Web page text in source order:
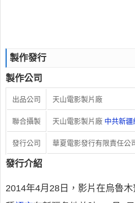
製作發行
製作公司
出品公司 天山電影製片廠
聯合攝製 天山電影製片廠 中共新
發行公司 華夏電影發行有限責任公
發行介紹
2014年4月28日，影片在烏魯